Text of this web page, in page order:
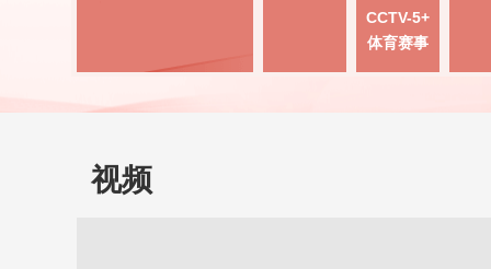
CCTV-5+
体育赛事
视频